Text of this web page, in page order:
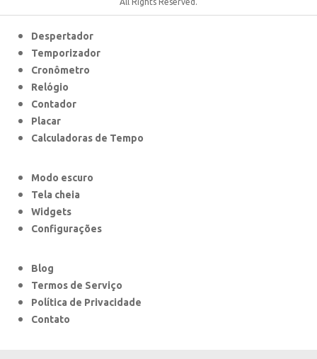
All Rights Reserved.
Despertador
Temporizador
Cronômetro
Relógio
Contador
Placar
Calculadoras de Tempo
Modo escuro
Tela cheia
Widgets
Configurações
Blog
Termos de Serviço
Política de Privacidade
Contato